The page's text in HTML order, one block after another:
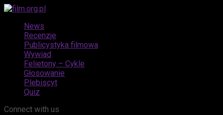
News
Recenzje
Publicystyka filmowa
Wywiad
Felietony – Cykle
Głosowanie
Plebiscyt
Quiz
Connect with us